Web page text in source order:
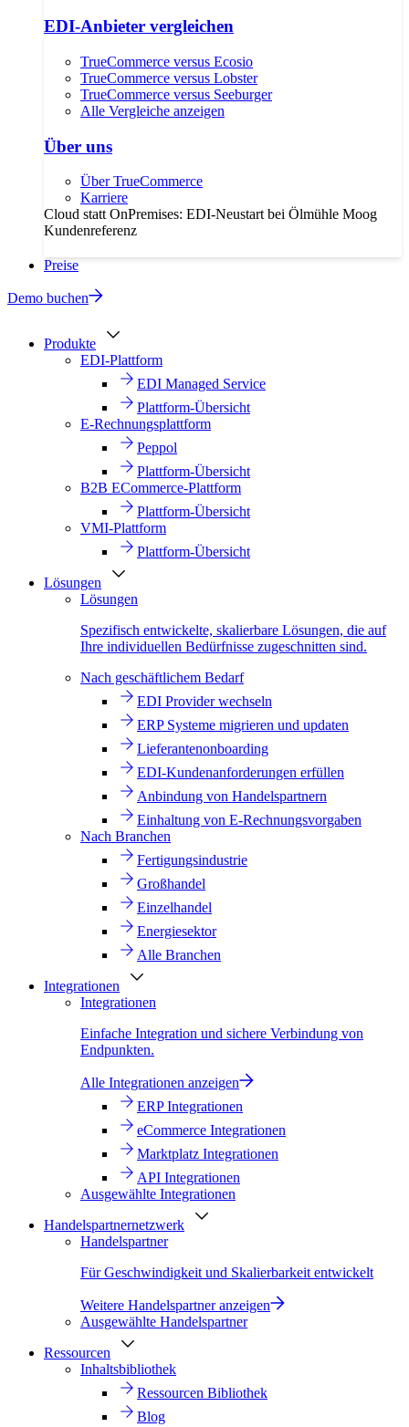
EDI-Anbieter vergleichen
TrueCommerce versus Ecosio
TrueCommerce versus Lobster
TrueCommerce versus Seeburger
Alle Vergleiche anzeigen
Über uns
Über TrueCommerce
Karriere
Cloud statt OnPremises: EDI-Neustart bei Ölmühle Moog
Kundenreferenz
Preise
Demo buchen
Produkte
EDI-Plattform
EDI Managed Service
Plattform-Übersicht
E-Rechnungsplattform
Peppol
Plattform-Übersicht
B2B ECommerce-Plattform
Plattform-Übersicht
VMI-Plattform
Plattform-Übersicht
Lösungen
Lösungen
Spezifisch entwickelte, skalierbare Lösungen, die auf
Ihre individuellen Bedürfnisse zugeschnitten sind.
Nach geschäftlichem Bedarf
EDI Provider wechseln
ERP Systeme migrieren und updaten
Lieferantenonboarding
EDI-Kundenanforderungen erfüllen
Anbindung von Handelspartnern
Einhaltung von E-Rechnungsvorgaben
Nach Branchen
Fertigungsindustrie
Großhandel
Einzelhandel
Energiesektor
Alle Branchen
Integrationen
Integrationen
Einfache Integration und sichere Verbindung von
Endpunkten.
Alle Integrationen anzeigen
ERP Integrationen
eCommerce Integrationen
Marktplatz Integrationen
API Integrationen
Ausgewählte Integrationen
Handelspartnernetzwerk
Handelspartner
Für Geschwindigkeit und Skalierbarkeit entwickelt
Weitere Handelspartner anzeigen
Ausgewählte Handelspartner
Ressourcen
Inhaltsbibliothek
Ressourcen Bibliothek
Blog